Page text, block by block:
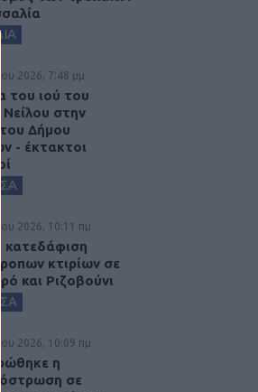
2026, 7:48 μμ
του ιού του
Νείλου στην
του Δήμου
- έκτακτοι
2026, 10:11 πμ
κατεδάφιση
κτιρίων σε
και Ριζοβούνι
2026, 10:09 πμ
η
σε